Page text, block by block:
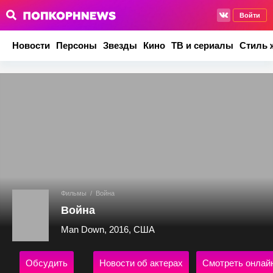
Войти
Новости Персоны Звезды Кино ТВ и сериалы Стиль
Фильмы / Война
Война
Man Down, 2016, США
Обсудить Новости об актерах Смотреть